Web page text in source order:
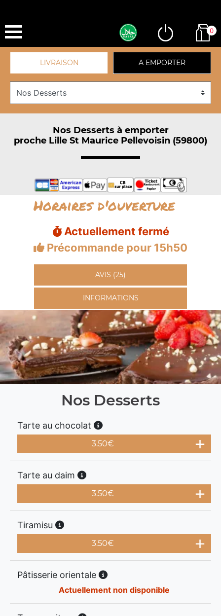
0
LIVRAISON A EMPORTER
Nos Desserts à emporter
proche Lille St Maurice Pellevoisin (59800)
Horaires d'ouverture
Actuellement fermé
Précommande pour 15h50
AVIS (25)
INFORMATIONS
Nos Desserts
Tarte au chocolat
3.50€
Tarte au daim
3.50€
Tiramisu
3.50€
Pâtisserie orientale
Actuellement non disponible